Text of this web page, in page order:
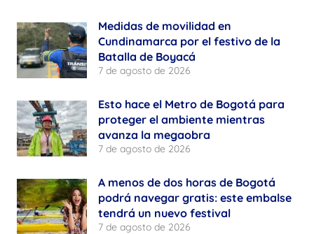
Medidas de movilidad en
Cundinamarca por el festivo de la
Batalla de Boyacá
7 de agosto de 2026
Esto hace el Metro de Bogotá para
proteger el ambiente mientras
avanza la megaobra
7 de agosto de 2026
A menos de dos horas de Bogotá
podrá navegar gratis: este embalse
tendrá un nuevo festival
7 de agosto de 2026